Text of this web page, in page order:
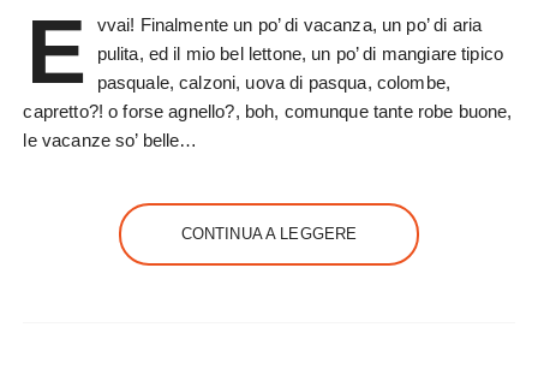
E
vvai! Finalmente un po’ di vacanza, un po’ di aria
pulita, ed il mio bel lettone, un po’ di mangiare tipico
pasquale, calzoni, uova di pasqua, colombe,
capretto?! o forse agnello?, boh, comunque tante robe buone,
le vacanze so’ belle…
CONTINUA A LEGGERE